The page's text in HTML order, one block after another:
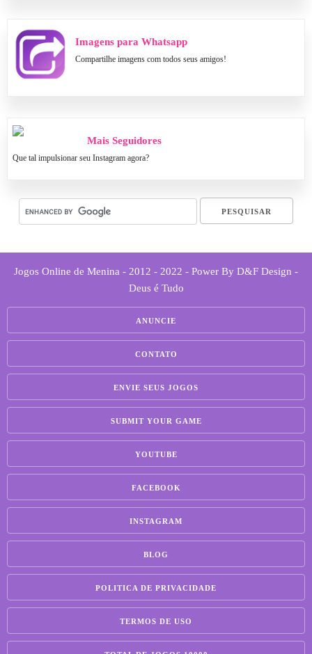
Imagens para Whatsapp
Compartilhe imagens com todos seus amigos!
Mais Seguidores
Que tal impulsionar seu Instagram agora?
Jogos Online de Menina - 2012 - 2022 - Power By D&F Design -
Deus é Tudo
ANUNCIE
CONTATO
ENVIE SEUS JOGOS
SUBMIT YOUR GAME
YOUTUBE
FACEBOOK
INSTAGRAM
BLOG
POLITICA DE PRIVACIDADE
TERMOS DE USO